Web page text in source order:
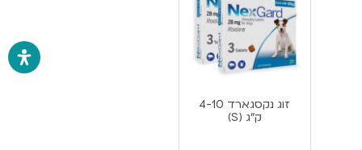
זוג נקסגארד 4-10
ק”ג (S)